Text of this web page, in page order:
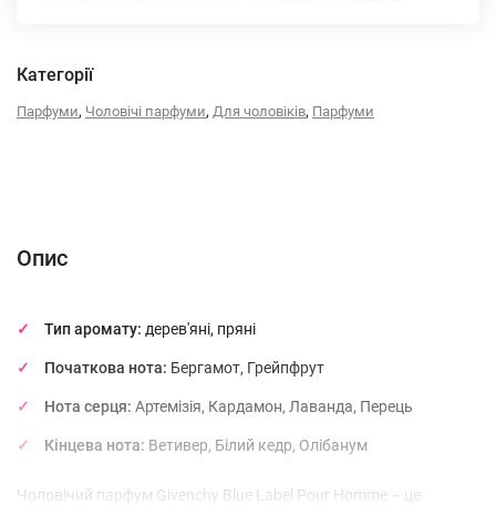
Категорії
Парфуми, Чоловічі парфуми, Для чоловіків, Парфуми
Опис
Тип аромату: дерев'яні, пряні
Початкова нота: Бергамот, Грейпфрут
Нота серця: Артемізія, Кардамон, Лаванда, Перець
Кінцева нота: Ветивер, Білий кедр, Олібанум
Чоловічий парфум Givenchy Blue Label Pour Homme – це